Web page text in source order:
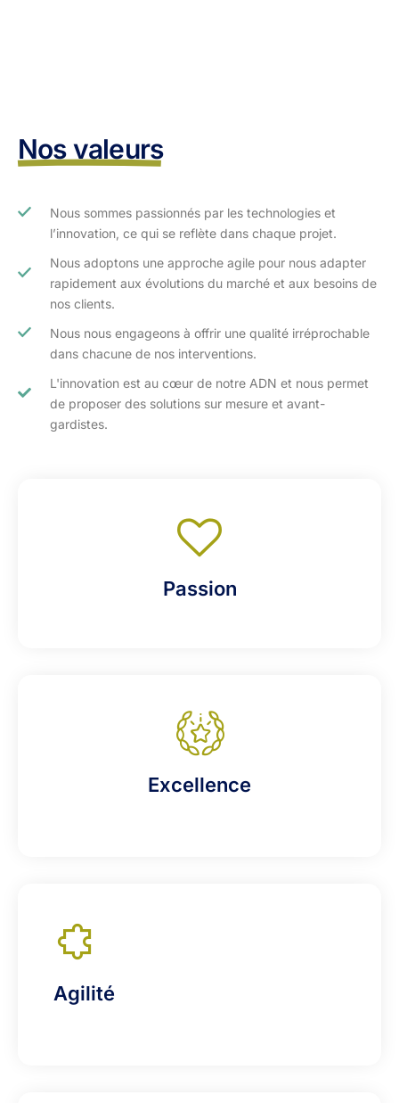
Nos valeurs
Nous sommes passionnés par les technologies et
l’innovation, ce qui se reflète dans chaque projet.
Nous adoptons une approche agile pour nous adapter
rapidement aux évolutions du marché et aux besoins de
nos clients.​
Nous nous engageons à offrir une qualité irréprochable
dans chacune de nos interventions.
L'innovation est au cœur de notre ADN et nous permet
de proposer des solutions sur mesure et avant-
gardistes.
Passion
Excellence
Agilité